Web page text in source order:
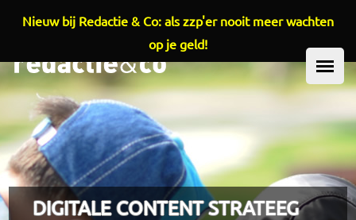
Overslaan en naar de inhoud gaan
HOOFDMENU
DIGITALE CONTENT STRATEEG
Nieuw bij Redactie & Co: als zzp'er nooit meer wachten
op je geld!